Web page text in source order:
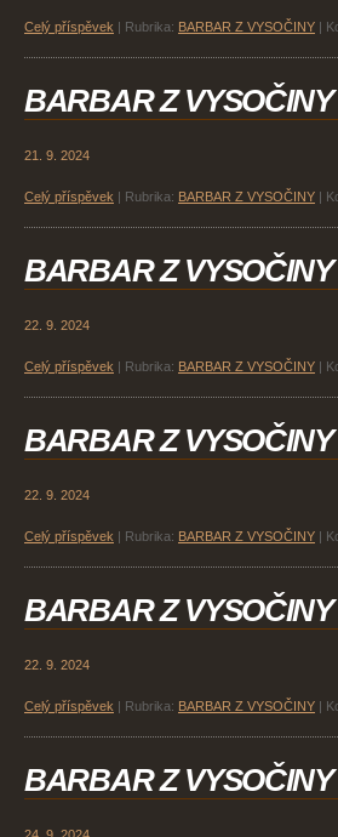
Celý příspěvek Rubrika: BARBAR Z VYSOČINY
BARBAR Z
21. 9. 2024
Celý příspěvek Rubrika: BARBAR Z VYSOČINY
BARBAR Z
22. 9. 2024
Celý příspěvek Rubrika: BARBAR Z VYSOČINY
BARBAR Z
22. 9. 2024
Celý příspěvek Rubrika: BARBAR Z VYSOČINY
BARBAR Z
22. 9. 2024
Celý příspěvek Rubrika: BARBAR Z VYSOČINY
BARBAR Z